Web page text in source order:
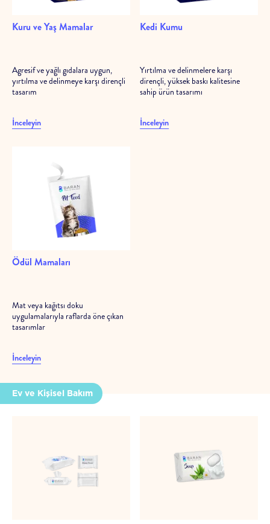
Kuru ve Yaş Mamalar
Agresif ve yağlı gıdalara uygun,
yırtılma ve delinmeye karşı dirençli
tasarım
İnceleyin
Kedi Kumu
Yırtılma ve delinmelere karşı
dirençli, yüksek baskı kalitesine
sahip ürün tasarımı
İnceleyin
Ödül Mamaları
Mat veya kağıtsı doku
uygulamalarıyla raflarda öne çıkan
tasarımlar
İnceleyin
Ev ve Kişisel Bakım